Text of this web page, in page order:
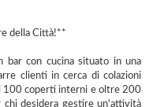
della Città!**
bar con cucina situato in una
clienti in cerca di colazioni
100 coperti interni e oltre 200
desidera gestire un'attività